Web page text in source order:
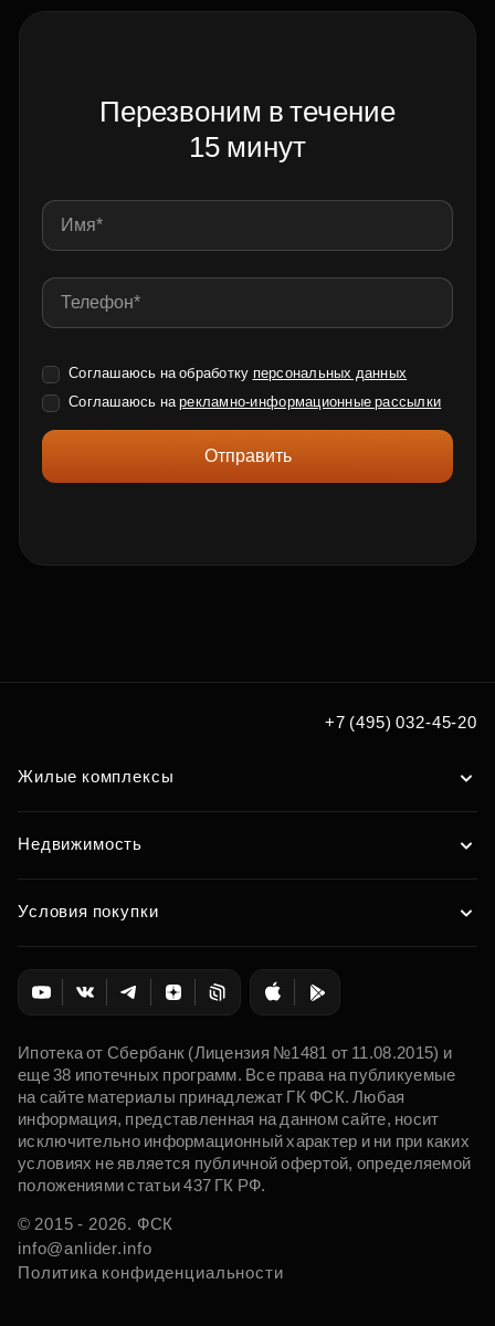
Перезвоним в течение
15 минут
Соглашаюсь на обработку персональных данных
Соглашаюсь нарекламно-информационные рассылки
Отправить
+7 (495) 032-45-20
Жилые комплексы
Недвижимость
Условия покупки
Ипотека от Сбербанк (Лицензия №1481 от 11.08.2015) и
еще 38 ипотечных программ. Все права на публикуемые
на сайте материалы принадлежат ГК ФСК. Любая
информация, представленная на данном сайте, носит
исключительно информационный характер и ни при каких
условиях не является публичной офертой, определяемой
положениями статьи 437 ГК РФ.
© 2015 - 2026. ФСК
info@anlider.info
Политика конфиденциальности